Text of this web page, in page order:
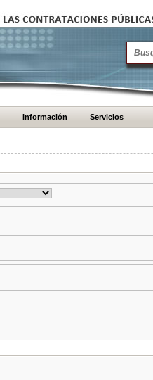
Información Servicios